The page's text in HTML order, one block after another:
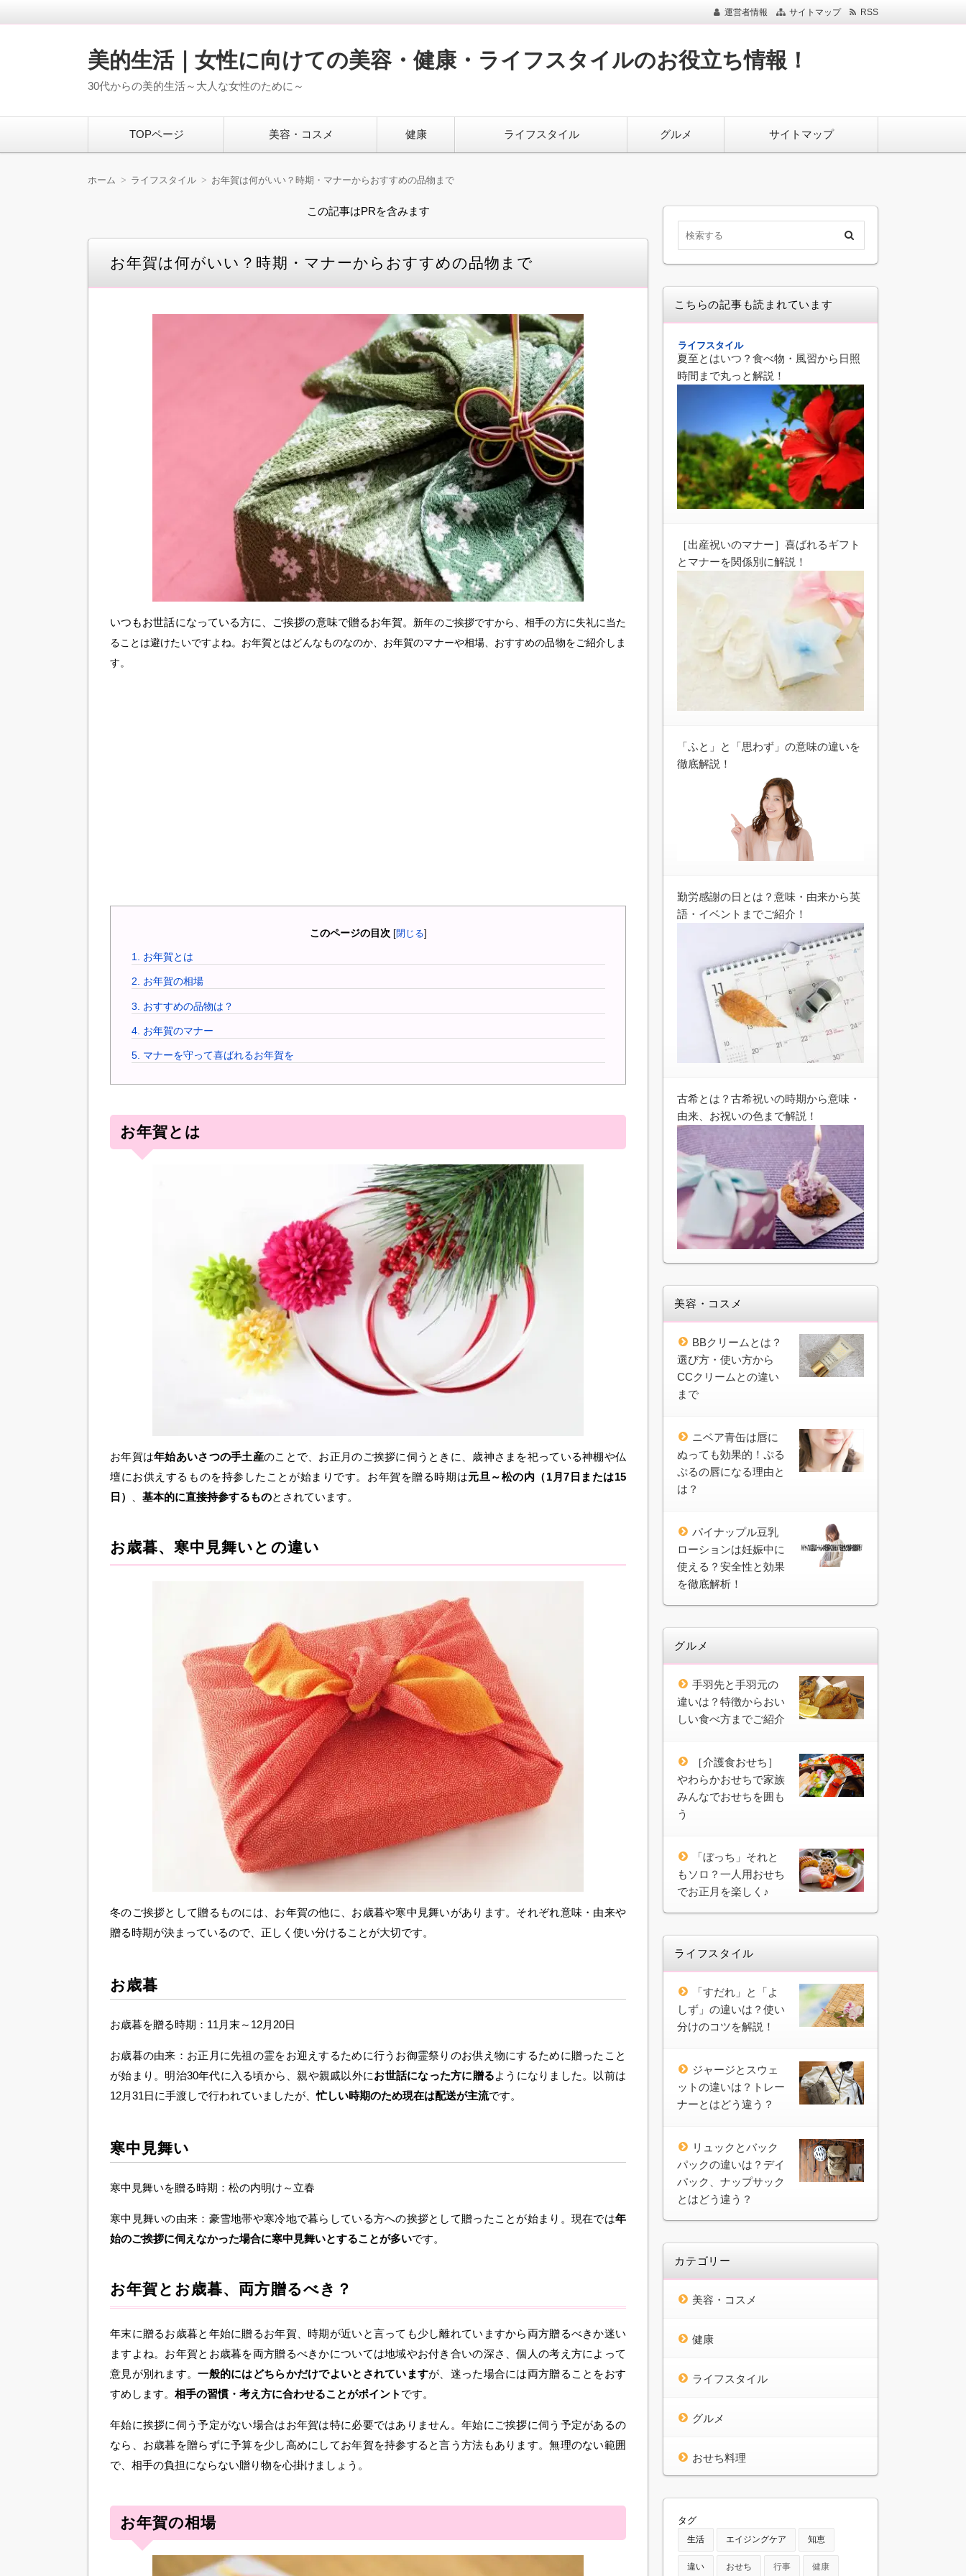
運営者情報 サイトマップ RSS
美的生活｜女性に向けての美容・健康・ライフスタイルのお役立ち情報！
30代からの美的生活～大人な女性のために～
TOPページ 美容・コスメ 健康 ライフスタイル グルメ サイトマップ
ホーム ライフスタイル お年賀は何がいい？時期・マナーからおすすめの品物まで
この記事はPRを含みます
お年賀は何がいい？時期・マナーからおすすめの品物まで
いつもお世話になっている方に、ご挨拶の意味で贈るお年賀。 新年のご挨拶ですから、相手の方に失礼に当た
ることは避けたいですよね。 お年賀とはどんなものなのか、お年賀のマナーや相場、おすすめの品物をご紹介しま
す。
このページの目次 [閉じる]
1. お年賀とは
2. お年賀の相場
3. おすすめの品物は？
4. お年賀のマナー
5. マナーを守って喜ばれるお年賀を
お年賀とは
お年賀は年始あいさつの手土産のことで、お正月のご挨拶に伺うときに、歳神さまを祀っている神棚や仏
壇にお供えするものを持参したことが始まりです。お年賀を贈る時期は元旦～松の内（1月7日または15
日）
基本的に直接持参するものとされています。
お歳暮、寒中見舞いとの違い
冬のご挨拶として贈るものには、お年賀の他に、お歳暮や寒中見舞いがあります。それぞれ意味・由来や
贈る時期が決まっているので、正しく使い分けることが大切です。
お歳暮
お歳暮を贈る時期：11月末～12月20日
お歳暮の由来：お正月に先祖の霊をお迎えするために行うお御霊祭りのお供え物にするために贈ったこと
が始まり。明治30年代に入る頃から、親や親戚以外にお世話になった方に贈るようになりました。以前は
12月31日に手渡しで行われていましたが、忙しい時期のため現在は配送が主流です。
寒中見舞い
寒中見舞いを贈る時期：松の内明け～立春
寒中見舞いの由来：豪雪地帯や寒冷地で暮らしている方への挨拶として贈ったことが始まり。現在では年
始のご挨拶に伺えなかった場合に寒中見舞いとすることが多いです。
お年賀とお歳暮、両方贈るべき？
年末に贈るお歳暮と年始に贈るお年賀、時期が近いと言っても少し離れていますから両方贈るべきか迷い
ますよね。お年賀とお歳暮を両方贈るべきかについては地域やお付き合いの深さ、個人の考え方によって
意見が別れます。一般的にはどちらかだけでよいとされていますが、迷った場合には両方贈ることをおす
すめします。 相手の習慣・考え方に合わせることがポイント です。
年始に挨拶に伺う予定がない場合はお年賀は特に必要ではありません。年始にご挨拶に伺う予定があるの
なら、お歳暮を贈らずに予算を少し高めにしてお年賀を持参すると言う方法もあります。無理のない範囲
で、相手の負担にならない贈り物を心掛けましょう。
お年賀の相場
こちらの記事も読まれています
ライフスタイル
夏至とはいつ？食べ物・風習から日照
時間まで丸っと解説！
［出産祝いのマナー］喜ばれるギフト
とマナーを関係別に解説！
「ふと」と「思わず」の意味の違いを
徹底解説！
勤労感謝の日とは？意味・由来から英
語・イベントまでご紹介！
古希とは？古希祝いの時期から意味・
由来、お祝いの色まで解説！
美容・コスメ
BBクリームとは？
選び方・使い方から
CCクリームとの違い
まで
ニベア青缶は唇に
ぬっても効果的！ぷる
ぷるの唇になる理由と
は？
パイナップル豆乳
ローションは妊娠中に
使える？安全性と効果
を徹底解析！
グルメ
手羽先と手羽元の
違いは？特徴からおい
しい食べ方までご紹介
［介護食おせち］
やわらかおせちで家族
みんなでおせちを囲も
う
「ぼっち」それと
もソロ？一人用おせち
でお正月を楽しく♪
ライフスタイル
「すだれ」と「よ
しず」の違いは？使い
分けのコツを解説！
ジャージとスウェ
ットの違いは？トレー
ナーとはどう違う？
リュックとバック
パックの違いは？デイ
パック、ナップサック
とはどう違う？
カテゴリー
美容・コスメ
健康
ライフスタイル
グルメ
おせち料理
タグ
生活 エイジングケア 知恵
違い おせち 行事 健康